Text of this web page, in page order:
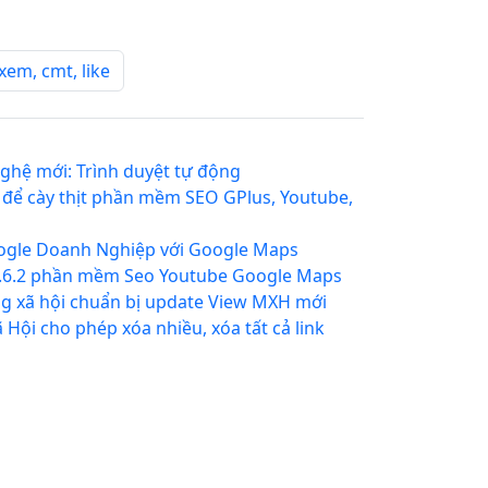
cmt, like
mới: Trình duyệt tự động
cày thịt phần mềm SEO GPlus, Youtube,
Doanh Nghiệp với Google Maps
phần mềm Seo Youtube Google Maps
xã hội chuẩn bị update View MXH mới
Hội cho phép xóa nhiều, xóa tất cả link